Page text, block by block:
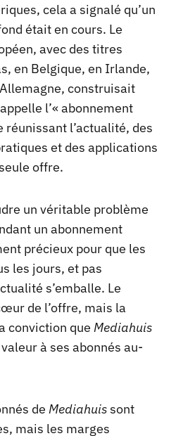
cela a signalé qu’un
était en cours. Le
avec des titres
en Belgique, en Irlande,
construisait
l’« abonnement
réunissant l’actualité, des
et des applications
offre.
un véritable problème
un abonnement
précieux pour que les
les jours, et pas
s’emballe. Le
de l’offre, mais la
conviction que Mediahuis
à ses abonnés au-
de Mediahuissont
mais les marges